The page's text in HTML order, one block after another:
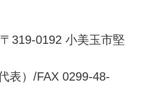
319-0192 小美玉市堅
表）/FAX 0299-48-